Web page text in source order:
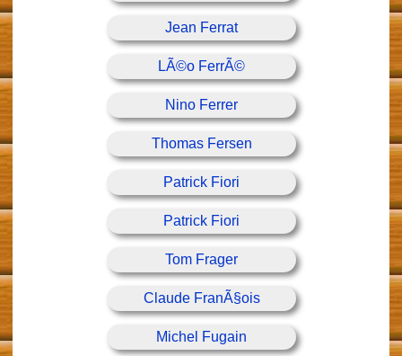
Jean Ferrat
LÃ©o FerrÃ©
Nino Ferrer
Thomas Fersen
Patrick Fiori
Patrick Fiori
Tom Frager
Claude FranÃ§ois
Michel Fugain